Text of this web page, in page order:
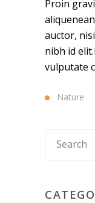
Proin
auctor,
nibh id
vulputate
Nature